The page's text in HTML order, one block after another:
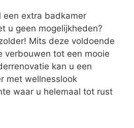
een extra badkamer
u geen mogelijkheden?
Mits deze voldoende
verbouwen tot een mooie
kan u een
met wellnesslook
waar u helemaal tot rust